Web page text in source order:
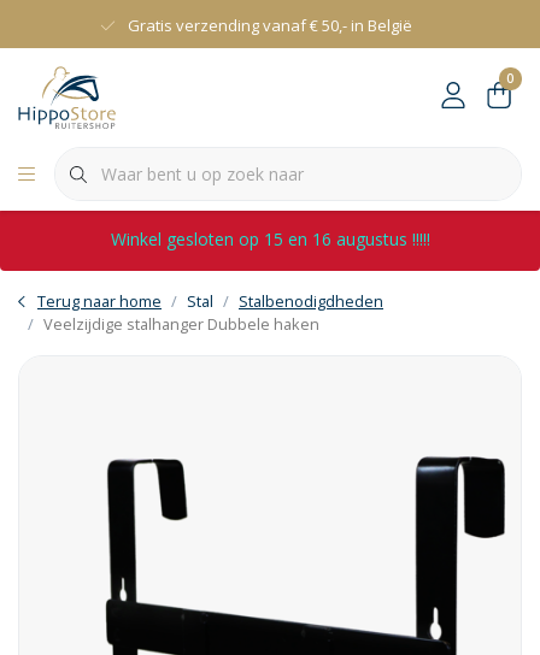
Gratis verzending vanaf € 50,- in België
0
Winkel gesloten op 15 en 16 augustus !!!!!
Terug naar home Stal
Stalbenodigdheden
Veelzijdige stalhanger Dubbele haken